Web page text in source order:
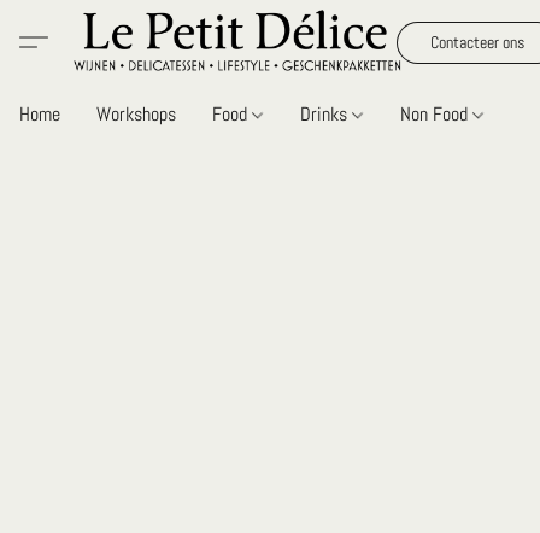
Contacteer ons
Home Workshops Food Drinks Non Food